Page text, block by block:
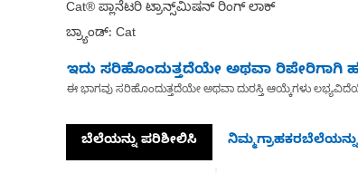
Cat® ಪ್ಲಾನೆಟರಿ ಟ್ರಾನ್ಸ್‌ಮಿಷನ್ ರಿಂಗ್ ಲಾಕ್
ಬ್ರ್ಯಾಂಡ್: Cat
ಇದು ಸರಿಹೊಂದುತ್ತದೆಯೇ ಅಥವಾ ರಿಪೇರಿಗಾಗಿ
ಈ ಭಾಗವು ಸರಿಹೊಂದುತ್ತದೆಯೇ ಅಥವಾ ದುರಸ್ತಿ ಆಯ್ಕೆಗಳು
ಬೆಲೆಯನ್ನು ಪರಿಶೀಲಿಸಿ ನಿಮ್ಮಗ್ರಾಹಕರಬೆಲೆಯನ್ನು